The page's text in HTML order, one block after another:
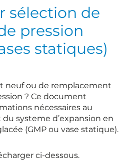
sélection de
pression
statiques)
neuf ou de remplacement
? Ce document
nécessaires au
systeme d’expansion en
(GMP ou vase statique).
ci-dessous.